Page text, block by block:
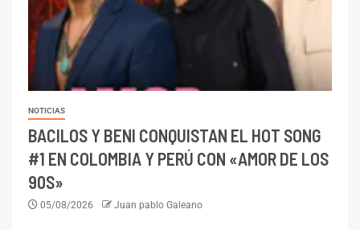
NOTICIAS
BACILOS Y BENI CONQUISTAN EL HOT SONG
#1 EN COLOMBIA Y PERÚ CON «AMOR DE LOS
90S»
05/08/2026 Juan pablo Galeano